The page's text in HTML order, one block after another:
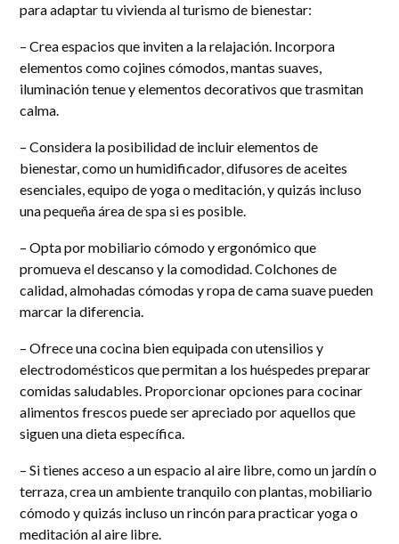
para adaptar tu vivienda al turismo de bienestar:
– Crea espacios que inviten a la relajación. Incorpora
elementos como cojines cómodos, mantas suaves,
iluminación tenue y elementos decorativos que trasmitan
calma.
– Considera la posibilidad de incluir elementos de
bienestar, como un humidificador, difusores de aceites
esenciales, equipo de yoga o meditación, y quizás incluso
una pequeña área de spa si es posible.
– Opta por mobiliario cómodo y ergonómico que
promueva el descanso y la comodidad. Colchones de
calidad, almohadas cómodas y ropa de cama suave pueden
marcar la diferencia.
– Ofrece una cocina bien equipada con utensilios y
electrodomésticos que permitan a los huéspedes preparar
comidas saludables. Proporcionar opciones para cocinar
alimentos frescos puede ser apreciado por aquellos que
siguen una dieta específica.
– Si tienes acceso a un espacio al aire libre, como un jardín o
terraza, crea un ambiente tranquilo con plantas, mobiliario
cómodo y quizás incluso un rincón para practicar yoga o
meditación al aire libre.